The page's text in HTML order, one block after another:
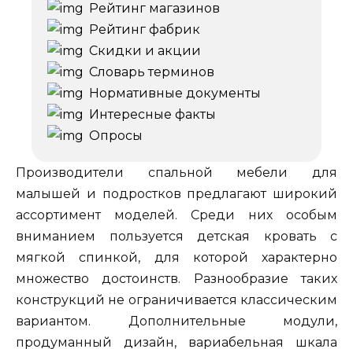
Рейтинг магазинов
Рейтинг фабрик
Скидки и акции
Словарь терминов
Нормативные документы
Интересные факты
Опросы
Производители спальной мебели для
малышей и подростков предлагают широкий
ассортимент моделей. Среди них особым
вниманием пользуется детская кровать с
мягкой спинкой, для которой характерно
множество достоинств. Разнообразие таких
конструкций не ограничивается классическим
вариантом. Дополнительные модули,
продуманный дизайн, вариабельная шкала